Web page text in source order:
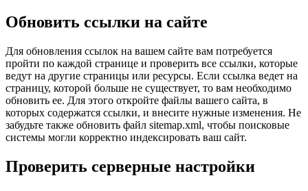
Обновить ссылки на сайте
Для обновления ссылок на вашем сайте вам потребуется
пройти по каждой странице и проверить все ссылки, которые
ведут на другие страницы или ресурсы. Если ссылка ведет на
страницу, которой больше не существует, то вам необходимо
обновить ее. Для этого откройте файлы вашего сайта, в
которых содержатся ссылки, и внесите нужные изменения. Не
забудьте также обновить файл sitemap.xml, чтобы поисковые
системы могли корректно индексировать ваш сайт.
Проверить серверные настройки